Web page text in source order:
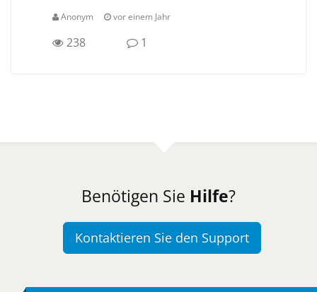
Anonym vor einem Jahr
238 1
Benötigen Sie Hilfe?
Kontaktieren Sie den Support